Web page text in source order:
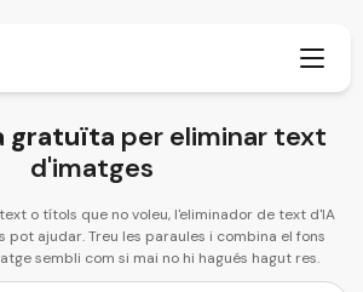
Nou
blogs
gratuïta per eliminar text
d'imatges
o títols que no voleu, l'eliminador de text d'IA
ajudar. Treu les paraules i combina el fons
sembli com si mai no hi hagués hagut res.